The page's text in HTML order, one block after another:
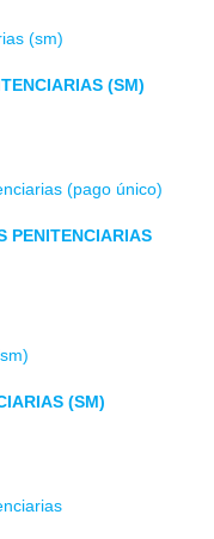
(SM)
PENITENCIARIAS
(SM)